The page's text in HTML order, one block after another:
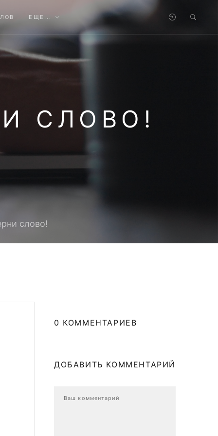
ЕЩЕ...
СЛОВО!
слово!
0 КОММЕНТАРИЕВ
ДОБАВИТЬ КОММЕНТАРИЙ